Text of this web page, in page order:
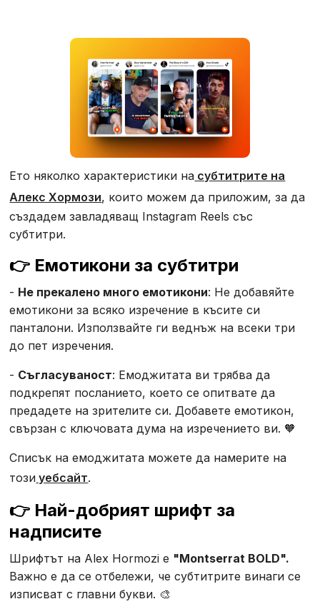
Ето няколко характеристики на субтитрите на
Алекс Хормози, които можем да приложим, за да
създадем завладяващ Instagram Reels със
субтитри.
👉 Емотикони за субтитри
- Не прекалено много емотикони: Не добавяйте
емотикони за всяко изречение в късите си
панталони. Използвайте ги веднъж на всеки три
до пет изречения.
- Съгласуваност: Емоджитата ви трябва да
подкрепят посланието, което се опитвате да
предадете на зрителите си. Добавете емотикон,
свързан с ключовата дума на изречението ви. 🧡
Списък на емоджитата можете да намерите на
този уебсайт.
👉 Най-добрият шрифт за
надписите
Шрифтът на Alex Hormozi е "Montserrat BOLD".
Важно е да се отбележи, че субтитрите винаги се
изписват с главни букви. 🎨